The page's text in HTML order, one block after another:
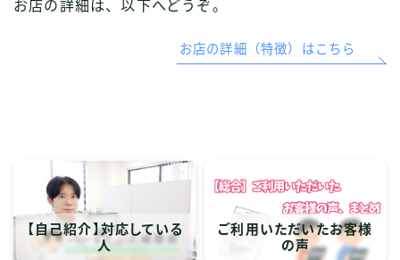
お店の詳細は、以下へどうぞ。
お店の詳細（特徴）はこちら
【自己紹介】対応している
人
ご利用いただいたお客様
の声